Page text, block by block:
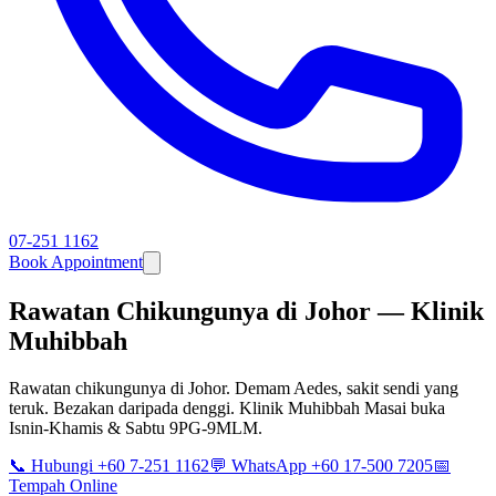
07-251 1162
Book Appointment
Rawatan Chikungunya di Johor — Klinik
Muhibbah
Rawatan chikungunya di Johor. Demam Aedes, sakit sendi yang
teruk. Bezakan daripada denggi. Klinik Muhibbah Masai buka
Isnin-Khamis & Sabtu 9PG-9MLM.
📞 Hubungi +60 7-251 1162💬 WhatsApp +60 17-500 7205📅
Tempah Online